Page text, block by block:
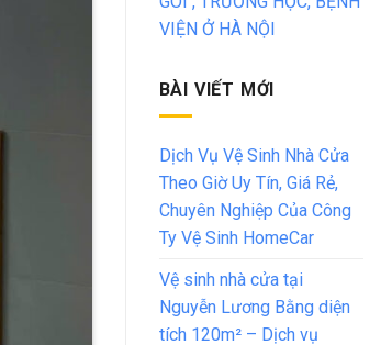
VIỆN Ở HÀ NỘI
BÀI VIẾT MỚI
Dịch Vụ Vệ Sinh Nhà Cửa
Theo Giờ Uy Tín, Giá Rẻ,
Chuyên Nghiệp Của Công
Ty Vệ Sinh HomeCar
Vệ sinh nhà cửa tại
Nguyễn Lương Bằng diện
tích 120m² – Dịch vụ